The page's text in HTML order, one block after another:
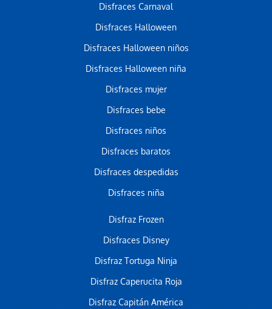
Disfraces Carnaval
Disfraces Halloween
Disfraces Halloween niños
Disfraces Halloween niña
Disfraces mujer
Disfraces bebe
Disfraces niños
Disfraces baratos
Disfraces despedidas
Disfraces niña
Disfraz Frozen
Disfraces Disney
Disfraz Tortuga Ninja
Disfraz Caperucita Roja
Disfraz Capitán América